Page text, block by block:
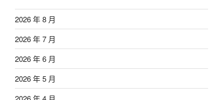
2026 年 8 月
2026 年 7 月
2026 年 6 月
2026 年 5 月